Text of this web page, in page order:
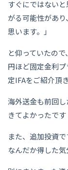
すぐにではない
がる可能性があ
思います。」
と仰っていたの
円ほど固定金利
定IFAをご紹介頂
海外送金も前回
きてよかったです
また、追加投資
なんだか得した気